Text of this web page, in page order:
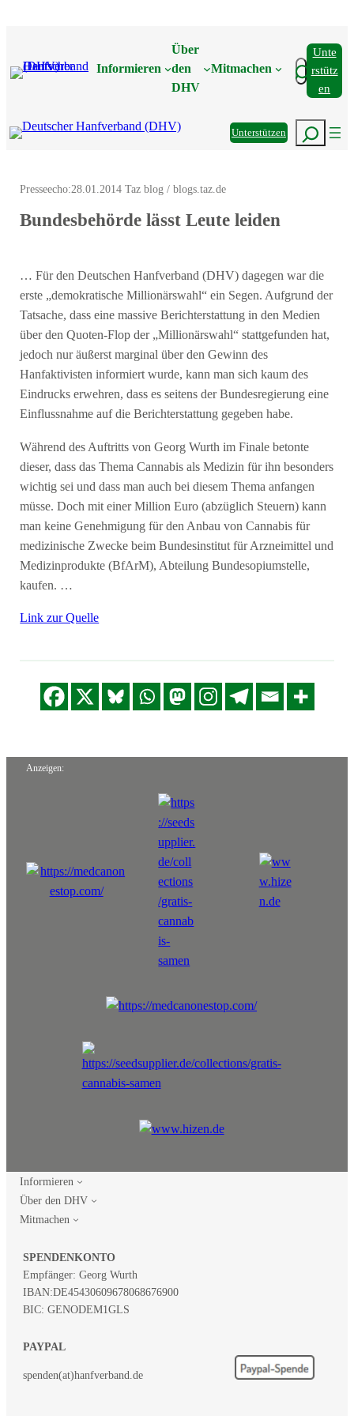
Informieren
Über
den
DHV
Mitmachen Suchen
Unte
Rstütz
En
UnterstützenSuchen
Presseecho:28.01.2014 Taz blog / blogs.taz.de
Bundesbehörde lässt Leute leiden
… Für den Deutschen Hanfverband (DHV) dagegen war die
erste „demokratische Millionärswahl“ ein Segen. Aufgrund der
Tatsache, dass eine massive Berichterstattung in den Medien
über den Quoten-Flop der „Millionärswahl“ stattgefunden hat,
jedoch nur äußerst marginal über den Gewinn des
Hanfaktivisten informiert wurde, kann man sich kaum des
Eindrucks erwehren, dass es seitens der Bundesregierung eine
Einflussnahme auf die Berichterstattung gegeben habe.
Während des Auftritts von Georg Wurth im Finale betonte
dieser, dass das Thema Cannabis als Medizin für ihn besonders
wichtig sei und dass man auch bei diesem Thema anfangen
müsse. Doch mit einer Million Euro (abzüglich Steuern) kann
man keine Genehmigung für den Anbau von Cannabis für
medizinische Zwecke beim Bundesinstitut für Arzneimittel und
Medizinprodukte (BfArM), Abteilung Bundesopiumstelle,
kaufen. …
Link zur Quelle
Anzeigen:
Informieren
Über den DHV
Mitmachen
SPENDENKONTO
Empfänger: Georg Wurth
IBAN:DE45430609678068676900
BIC: GENODEM1GLS
PAYPAL
spenden(at)hanfverband.de